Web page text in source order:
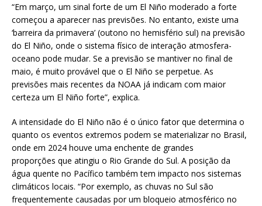
“Em março, um sinal forte de um El Niño moderado a forte
começou a aparecer nas previsões. No entanto, existe uma
‘barreira da primavera’ (outono no hemisfério sul) na previsão
do El Niño, onde o sistema físico de interação atmosfera-
oceano pode mudar. Se a previsão se mantiver no final de
maio, é muito provável que o El Niño se perpetue. As
previsões mais recentes da NOAA já indicam com maior
certeza um El Niño forte”, explica.
A intensidade do El Niño não é o único fator que determina o
quanto os eventos extremos podem se materializar no Brasil,
onde em 2024 houve uma enchente de grandes
proporções que atingiu o Rio Grande do Sul. A posição da
água quente no Pacífico também tem impacto nos sistemas
climáticos locais. “Por exemplo, as chuvas no Sul são
frequentemente causadas por um bloqueio atmosférico no